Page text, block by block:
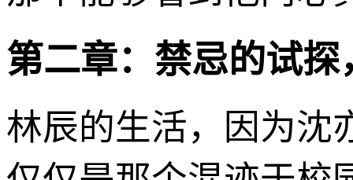
第二章：禁忌的试探
林辰的生活，因为沈